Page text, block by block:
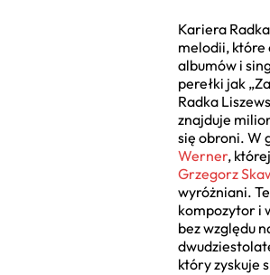
Kariera
melodii, które
albumów i
perełki jak
Radka
znajduje
się obroni. W
Werner,
Grzegorz
wyróżniani.
kompozytor i
bez względu
który zyskuje